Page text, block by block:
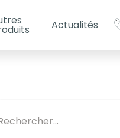
?
Actualités